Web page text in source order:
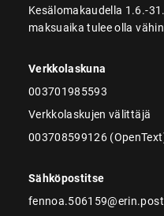
Kesälomakaudella 1.6.-
maksuaika tulee olla
Verkkolaskuna
003701985593
Verkkolaskujen välittäjä
003708599126
Sähköpostitse